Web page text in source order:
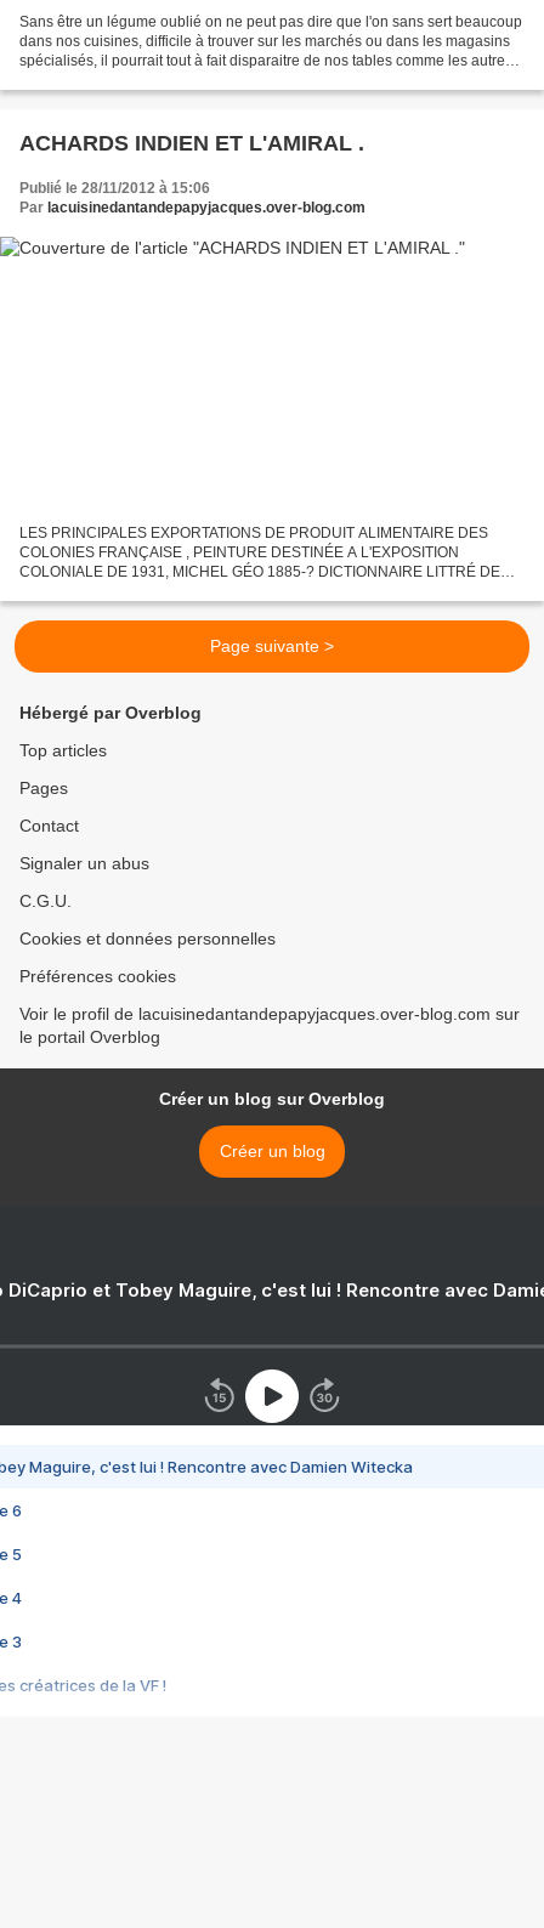
Sans être un légume oublié on ne peut pas dire que l'on sans sert beaucoup
dans nos cuisines, difficile à trouver sur les marchés ou dans les magasins
spécialisés, il pourrait tout à fait disparaitre de nos tables comme les autres
ACHARDS INDIEN ET L'AMIRAL .
Publié le 28/11/2012 à 15:06
Par lacuisinedantandepapyjacques.over-blog.com
LES PRINCIPALES EXPORTATIONS DE PRODUIT ALIMENTAIRE DES
COLONIES FRANÇAISE , PEINTURE DESTINÉE A L'EXPOSITION
COLONIALE DE 1931, MICHEL GÉO 1885-? DICTIONNAIRE LITTRÉ DE
disait ton...
Page suivante >
Hébergé par Overblog
Top articles
Pages
Contact
Signaler un abus
C.G.U.
Cookies et données personnelles
Préférences cookies
Voir le profil de lacuisinedantandepapyjacques.over-blog.com sur
le portail Overblog
Créer un blog sur Overblog
Créer un blog
DiCaprio et Tobey Maguire, c'est lui ! Rencontre avec
Maguire, c'est lui ! Rencontre avec Damien Witecka
6
5
4
3
créatrices de la VF !